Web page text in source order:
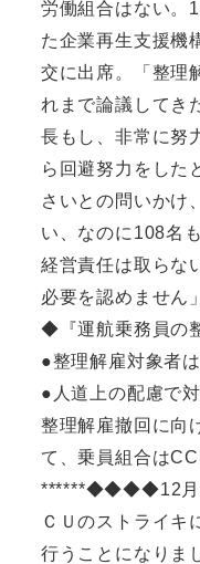
労働組合はない。
た企業再生支援機
交に出席。「整理
れまで論議してき
長もし、非常に努
ら回避努力をした
さいとの問いかけ
い、なのに108名
経営責任は取らな
必要を認めません
◆『運航乗務員の
●整理解雇対象者
●人道上の配慮で
整理解雇撤回に向
て、乗員組合は
******◆◆◆◆12月
ＣＵのストライキ
行うことになりま